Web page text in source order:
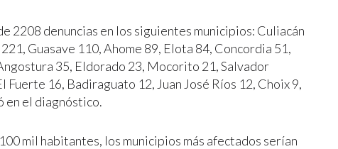
2208 denuncias en los siguientes municipios: Culiacán
Guasave 110, Ahome 89, Elota 84, Concordia 51,
35, Eldorado 23, Mocorito 21, Salvador
Fuerte 16, Badiraguato 12, Juan José Ríos 12, Choix 9,
en el diagnóstico.
mil habitantes, los municipios más afectados serían